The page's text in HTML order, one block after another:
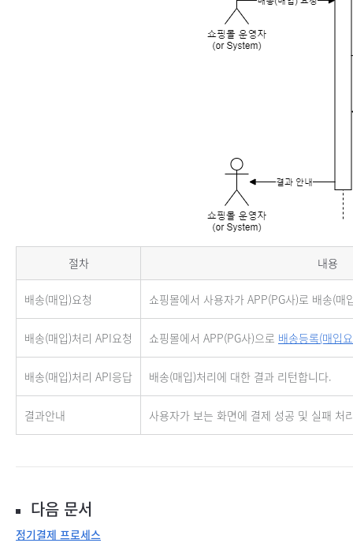
절차 내용
배송(매입)요청 쇼핑몰에서 사용자가 APP(PG사)로 배송(매
배송(매입)처리 API요청 쇼핑몰에서 APP(PG사)으로 배송등록(매입
배송(매입)처리 API응답 배송(매입)처리에 대한 결과 리턴합니다.
결과안내 사용자가 보는 화면에 결제 성공 및 실패 처
다음 문서
정기결제 프로세스